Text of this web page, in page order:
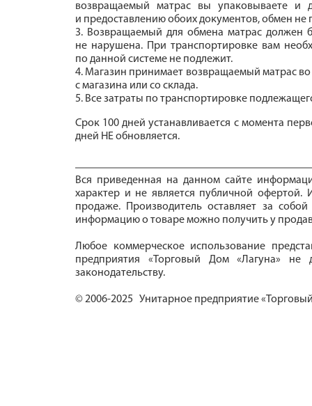
возвращаемый матрас вы упаковываете и
и предоставлению обоих документов, обмен не
3. Возвращаемый для обмена матрас должен
не нарушена. При транспортировке вам
по данной системе не подлежит.
4. Магазин принимает возвращаемый матрас
с магазина или со склада.
5. Все затраты по транспортировке
Срок 100 дней устанавливается с момента
дней НЕ обновляется.
Вся приведенная на данном сайте
характер и не является публичной офертой.
продаже. Производитель оставляет за
информацию о товаре можно получить у
Любое коммерческое использование
предприятия «Торговый Дом «Лагуна» не
законодательству.
© 2006-2025 Унитарное предприятие